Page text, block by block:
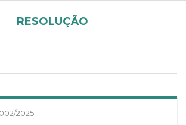
RESOLUÇÃO
2025